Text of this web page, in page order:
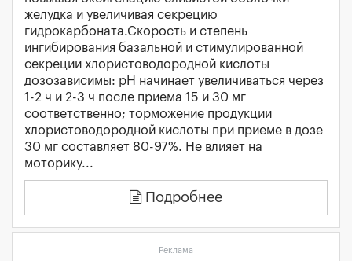
желудка и увеличивая секрецию
гидрокарбоната.Скорость и степень
ингибирования базальной и стимулированной
секреции хлористоводородной кислоты
дозозависимы: pH начинает увеличиваться через
1-2 ч и 2-3 ч после приема 15 и 30 мг
соответственно; торможение продукции
хлористоводородной кислоты при приеме в дозе
30 мг составляет 80-97%. Не влияет на
моторику...
Подробнее
Реклама